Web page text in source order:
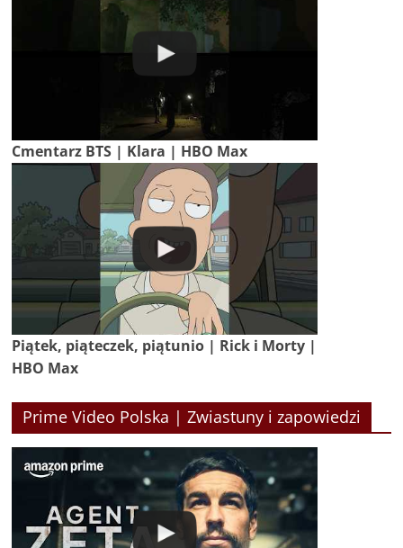
Cmentarz BTS | Klara | HBO Max
Piątek, piąteczek, piątunio | Rick i Morty |
HBO Max
Prime Video Polska | Zwiastuny i zapowiedzi